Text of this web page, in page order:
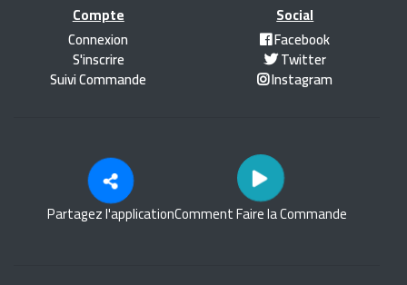
Compte
Connexion
S'inscrire
Suivi Commande
Social
Facebook
Twitter
Instagram
Partagez l'applicationComment Faire la Commande